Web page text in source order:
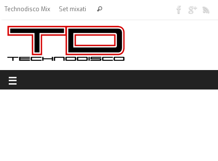
Technodisco Mix Set mixati